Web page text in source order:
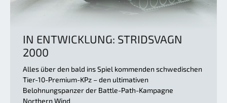
IN ENTWICKLUNG: STRIDSVAGN
2000
Alles über den bald ins Spiel kommenden schwedischen
Tier-10-Premium-KPz – den ultimativen
Belohnungspanzer der Battle-Path-Kampagne
Northern Wind